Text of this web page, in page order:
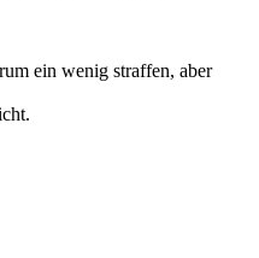
ein wenig straffen, aber